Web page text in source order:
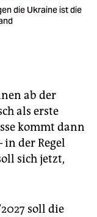
die Ukraine ist die
ab der
als erste
kommt dann
in der Regel
sich jetzt,
soll die